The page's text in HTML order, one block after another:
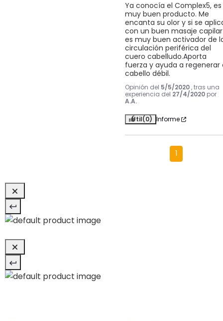
Ya conocía el Complex5, es
muy buen producto. Me
encanta su olor y si se
con un buen masaje capilar
es muy buen activador de
circulación periférica del
cuero cabelludo.Aporta
fuerza y ayuda a regenerar
cabello débil.
Opinión del 5/5/2020 , tras una
experiencia del 27/4/2020 por
A.A.
Útil(0) Informe
1